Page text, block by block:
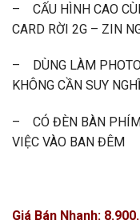
– CẤU HÌNH CAO
CARD RỜI 2G – ZIN
– DÙNG LÀM
KHÔNG CẦN SUY NGHĨ
– CÓ ĐÈN BÀN PHÍM
VIỆC VÀO BAN ĐÊM
Giá Bán Nhanh: